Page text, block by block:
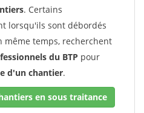
. Certains
lorsqu'ils sont débordés
temps, recherchent
du BTP pour
d'un chantier.
en sous traitance